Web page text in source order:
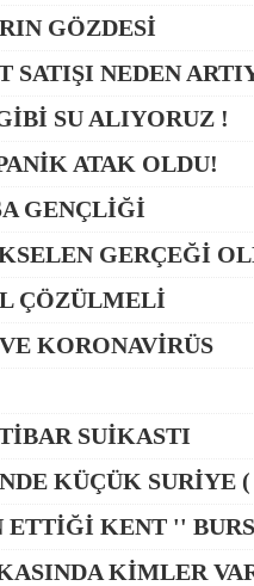
GÖZDESİ
SATIŞI NEDEN
SU ALIYORUZ !
ATAK OLDU!
GENÇLİĞİ
GERÇEĞİ
ÇÖZÜLMELİ
KORONAVİRÜS
SUİKASTI
KÜÇÜK SURİYE (
KENT ''
KİMLER